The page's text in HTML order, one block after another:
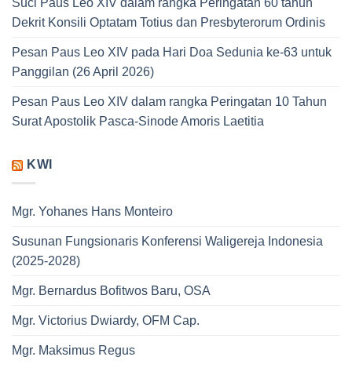
Dekrit Konsili Optatam Totius dan Presbyterorum Ordinis
Pesan Paus Leo XIV pada Hari Doa Sedunia ke-63 untuk
Panggilan (26 April 2026)
Pesan Paus Leo XIV dalam rangka Peringatan 10 Tahun
Surat Apostolik Pasca-Sinode Amoris Laetitia
KWI
Mgr. Yohanes Hans Monteiro
Susunan Fungsionaris Konferensi Waligereja Indonesia
(2025-2028)
Mgr. Bernardus Bofitwos Baru, OSA
Mgr. Victorius Dwiardy, OFM Cap.
Mgr. Maksimus Regus